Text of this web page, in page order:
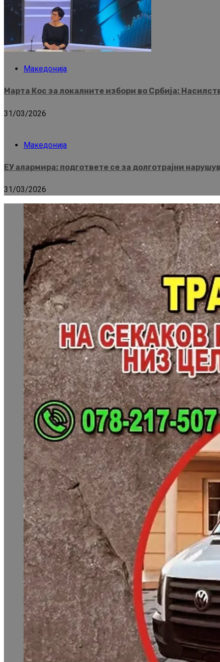
Македонија
Марта Кос за локалните избори во Србија:
31/03/2026
Македонија
ЕУ алармира: подгответе се за долготрајни
31/03/2026